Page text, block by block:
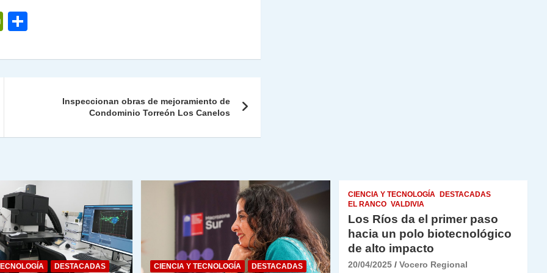
P
nt
dl
m
Inspeccionan obras de mejoramiento de
Condominio Torreón Los Canelos
DESTACADAS CIENCIA Y TECNOLOGÍA DESTACADAS
CIENCIA Y TECNOLOGÍA
DESTACADAS
EL RANCO VALDIVIA
Los Ríos da el primer paso
hacia un polo biotecnológico
de alto impacto
20/04/2025 Vocero Regional